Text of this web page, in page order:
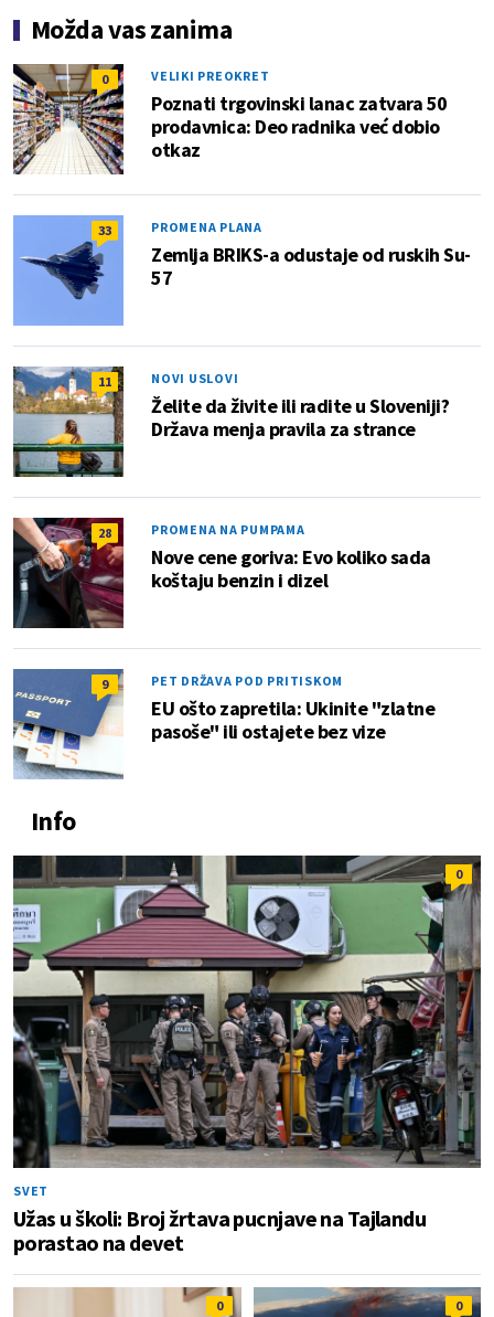
Možda vas zanima
0 VELIKI PREOKRET
Poznati trgovinski lanac zatvara 50
prodavnica: Deo radnika već dobio
otkaz
33 PROMENA PLANA
Zemlja BRIKS-a odustaje od ruskih Su-
57
11 NOVI USLOVI
Želite da živite ili radite u Sloveniji?
Država menja pravila za strance
28 PROMENA NA PUMPAMA
Nove cene goriva: Evo koliko sada
koštaju benzin i dizel
9 PET DRŽAVA POD PRITISKOM
EU ošto zapretila: Ukinite "zlatne
pasoše" ili ostajete bez vize
Info
0
SVET
Užas u školi: Broj žrtava pucnjave na Tajlandu
porastao na devet
0 0